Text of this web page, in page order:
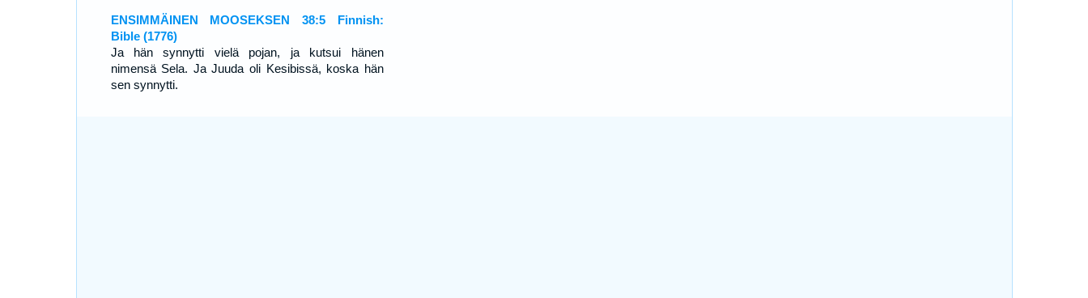
ENSIMMÄINEN MOOSEKSEN 38:5 Finnish:
Bible (1776)
Ja hän synnytti vielä pojan, ja kutsui hänen
nimensä Sela. Ja Juuda oli Kesibissä, koska hän
sen synnytti.